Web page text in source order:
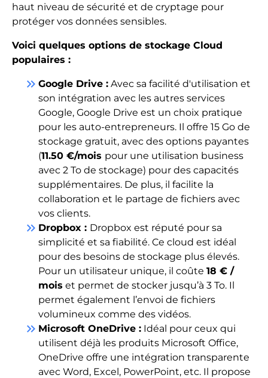
haut niveau de sécurité et de cryptage pour
protéger vos données sensibles.
Voici quelques options de stockage Cloud
populaires :
keyboard_double_arrow_right Google Drive : Avec sa facilité d'utilisation et
son intégration avec les autres services
Google, Google Drive est un choix pratique
pour les auto-entrepreneurs. Il offre 15 Go de
stockage gratuit, avec des options payantes
(11.50 €/mois pour une utilisation business
avec 2 To de stockage) pour des capacités
supplémentaires. De plus, il facilite la
collaboration et le partage de fichiers avec
vos clients.
keyboard_double_arrow_right Dropbox : Dropbox est réputé pour sa
simplicité et sa fiabilité. Ce cloud est idéal
pour des besoins de stockage plus élevés.
Pour un utilisateur unique, il coûte 18 € /
mois et permet de stocker jusqu’à 3 To. Il
permet également l’envoi de fichiers
volumineux comme des vidéos.
keyboard_double_arrow_right Microsoft OneDrive : Idéal pour ceux qui
utilisent déjà les produits Microsoft Office,
OneDrive offre une intégration transparente
avec Word, Excel, PowerPoint, etc. Il propose